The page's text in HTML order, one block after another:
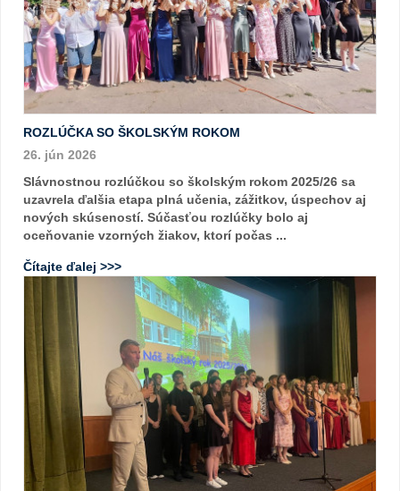
ROZLÚČKA SO ŠKOLSKÝM ROKOM
26. jún 2026
Slávnostnou rozlúčkou so školským rokom 2025/26 sa
uzavrela ďalšia etapa plná učenia, zážitkov, úspechov aj
nových skúseností. Súčasťou rozlúčky bolo aj
oceňovanie vzorných žiakov, ktorí počas ...
Čítajte ďalej >>>